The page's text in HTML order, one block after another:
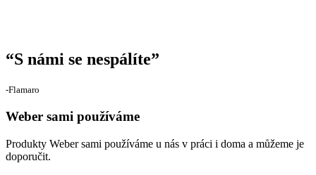
“S námi se nespálíte”
‐Flamaro
Weber sami používáme
Produkty Weber sami používáme u nás v práci i doma a můžeme je
doporučit.